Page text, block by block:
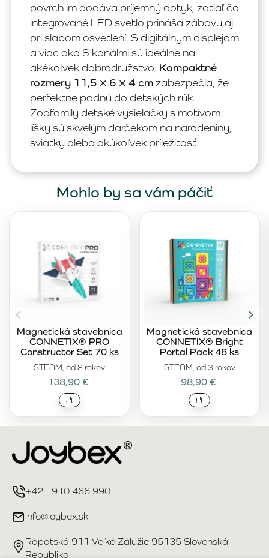
povrch im dodáva príjemný dotyk, zatiaľ čo
integrované LED svetlo prináša zábavu aj
pri slabom osvetlení. S digitálnym displejom
a viac ako 8 kanálmi sú ideálne na
akékoľvek dobrodružstvo. Kompaktné
rozmery 11,5 × 6 × 4 cm zabezpečia, že
perfektne padnú do detských rúk.
Zoofamily detské vysielačky s motívom
líšky sú skvelým darčekom na narodeniny,
sviatky alebo akúkoľvek príležitosť.
Mohlo by sa vám páčiť
STEAM, od 8 rokov
Magnetická stavebnica
CONNETIX® PRO
Constructor Set 70 ks
138,90 €
STEAM, od 3 rokov
Magnetická stavebnica
CONNETIX® Bright
Portal Pack 48 ks
98,90 €
+421 910 466 990
info@joybex.sk
Rapatská 911 Veľké Zálužie 95135 Slovenská
Republika